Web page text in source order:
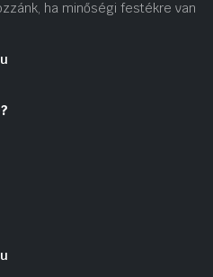
ha minőségi festékre van